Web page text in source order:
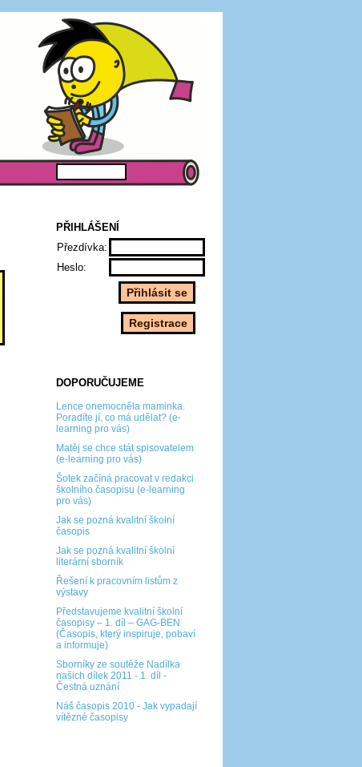
PŘIHLÁŠENÍ
Přezdívka:
Heslo:
DOPORUČUJEME
Lence onemocněla maminka.
Poradíte jí, co má udělat? (e-
learning pro vás)
Matěj se chce stát spisovatelem
(e-learning pro vás)
Šotek začíná pracovat v redakci
školního časopisu (e-learning
pro vás)
Jak se pozná kvalitní školní
časopis
Jak se pozná kvalitní školní
literární sborník
Řešení k pracovním listům z
výstavy
Představujeme kvalitní školní
časopisy – 1. díl – GAG-BEN
(Časopis, který inspiruje, pobaví
a informuje)
Sborníky ze soutěže Nadílka
našich dílek 2011 - 1. díl -
Čestná uznání
Náš časopis 2010 - Jak vypadají
vítězné časopisy